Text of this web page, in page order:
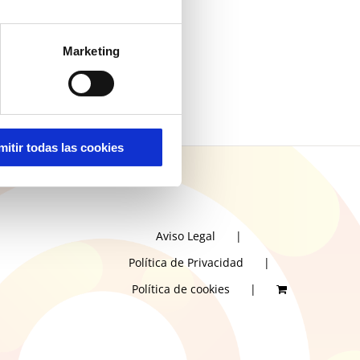
Marketing
todas las cookies
Aviso Legal
Política de Privacidad
Política de cookies